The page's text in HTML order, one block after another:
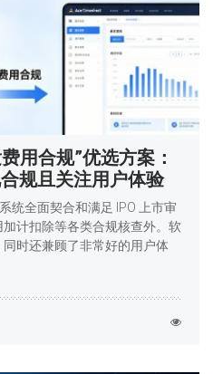
用合规”优选方案：
规且关注用户体验
统全面契合和满足 IPO 上市审
计扣除等各类合规核查外。软
时还兼顾了非常好的用户体